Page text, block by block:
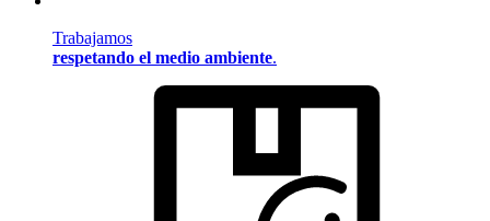
Trabajamos
respetando el medio ambiente.